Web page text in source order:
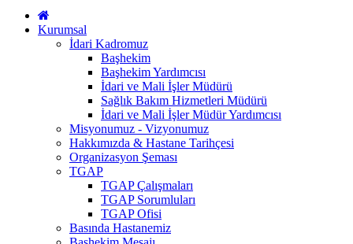
Kurumsal
İdari Kadromuz
Başhekim
Başhekim Yardımcısı
İdari ve Mali İşler Müdürü
Sağlık Bakım Hizmetleri Müdürü
İdari ve Mali İşler Müdür Yardımcısı
Misyonumuz - Vizyonumuz
Hakkımızda & Hastane Tarihçesi
Organizasyon Şeması
TGAP
TGAP Çalışmaları
TGAP Sorumluları
TGAP Ofisi
Basında Hastanemiz